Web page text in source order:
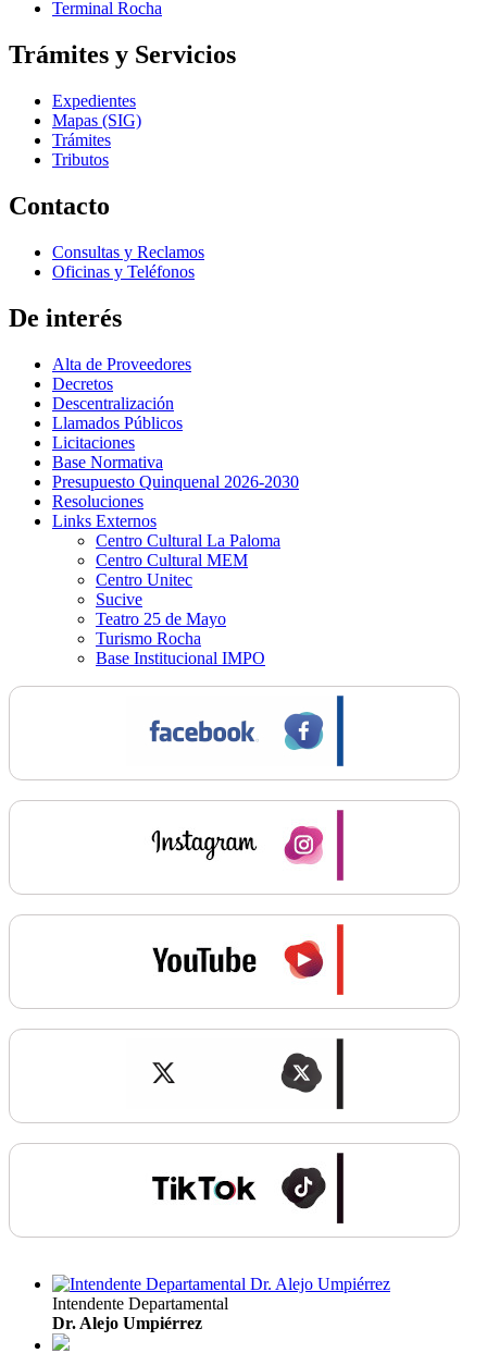
Terminal Rocha
Trámites y Servicios
Expedientes
Mapas (SIG)
Trámites
Tributos
Contacto
Consultas y Reclamos
Oficinas y Teléfonos
De interés
Alta de Proveedores
Decretos
Descentralización
Llamados Públicos
Licitaciones
Base Normativa
Presupuesto Quinquenal 2026-2030
Resoluciones
Links Externos
Centro Cultural La Paloma
Centro Cultural MEM
Centro Unitec
Sucive
Teatro 25 de Mayo
Turismo Rocha
Base Institucional IMPO
Intendente Departamental
Dr. Alejo Umpiérrez